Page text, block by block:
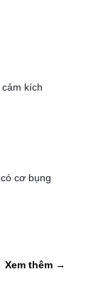
kích
cơ bụng
Xem thêm →